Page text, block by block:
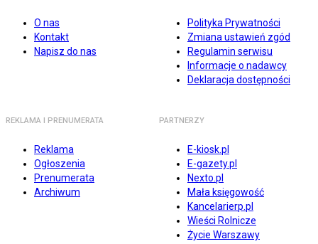
O nas
Kontakt
Napisz do nas
Polityka Prywatności
Zmiana ustawień zgód
Regulamin serwisu
Informacje o nadawcy
Deklaracja dostępności
REKLAMA I PRENUMERATA
Reklama
Ogłoszenia
Prenumerata
Archiwum
PARTNERZY
E-kiosk.pl
E-gazety.pl
Nexto.pl
Mała księgowość
Kancelarierp.pl
Wieści Rolnicze
Życie Warszawy